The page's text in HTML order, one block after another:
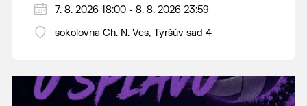
PÁTEK 7. srpna
18:00 - ruční stavění máje
14:00 - krojový průvod pro stárky od
hostince “U Buvola”
7. 8. 2026 18:00 - 8. 8. 2026 23:59
sokolovna Ch. N. Ves, Tyršův sad 4